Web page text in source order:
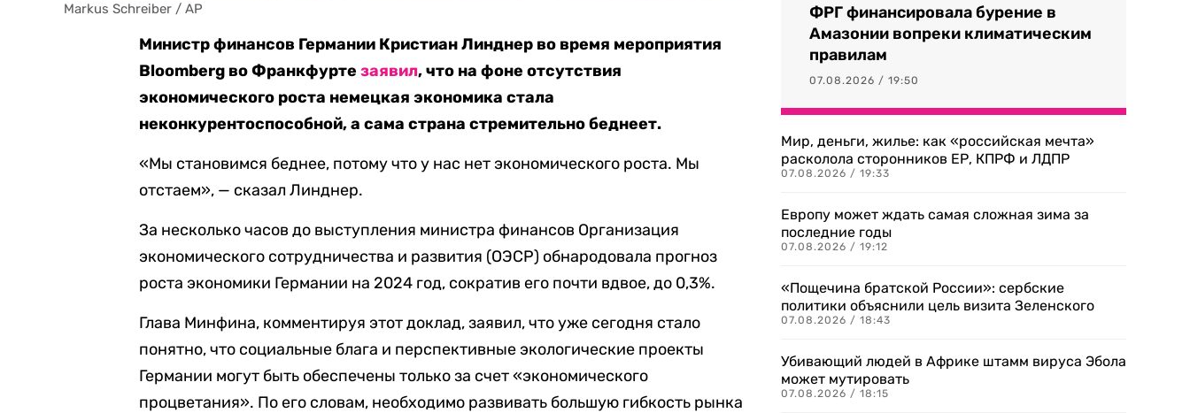
Markus Schreiber / AP
Министр финансов Германии Кристиан Линднер во время мероприятия
Bloomberg во Франкфуртезаявил, что на фоне отсутствия
экономического роста немецкая экономика стала
неконкурентоспособной, а сама страна стремительно беднеет.
«Мы становимся беднее, потому что у нас нет экономического роста. Мы
отстаем», — сказал Линднер.
За несколько часов до выступления министра финансов Организация
экономического сотрудничества и развития (ОЭСР) обнародовала прогноз
роста экономики Германии на 2024 год, сократив его почти вдвое, до 0,3%.
Глава Минфина, комментируя этот доклад, заявил, что уже сегодня стало
понятно, что социальные блага и перспективные экологические проекты
Германии могут быть обеспечены только за счет «экономического
процветания». По его словам, необходимо развивать большую гибкость рынка
ФРГ финансировала бурение в
Амазонии вопреки климатическим
правилам
07.08.2026 / 19:50
Мир, деньги, жилье: как «российская мечта»
расколола сторонников ЕР, КПРФ и ЛДПР
07.08.2026 / 19:33
Европу может ждать самая сложная зима за
последние годы
07.08.2026 / 19:12
«Пощечина братской России»: сербские
политики объяснили цель визита Зеленского
07.08.2026 / 18:43
Убивающий людей в Африке штамм вируса Эбола
может мутировать
07.08.2026 / 18:15